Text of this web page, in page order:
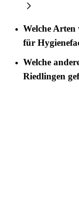
Welche
für
Welche
Riedlingen